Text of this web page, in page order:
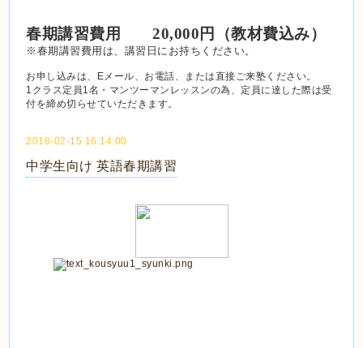
春期講習費用　　20,000円（教材費込み）
※春期講習費用は、講習日にお持ちください。
お申し込みは、Eメール、お電話、または直接ご来塾ください。
1クラス定員1名・マンツーマンレッスンの為、定員に達した際は受
付を締め切らせていただきます。
2018-02-15 16:14:00
中学生向け 英語春期講習